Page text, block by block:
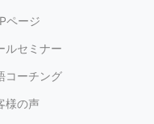
ページ
ルセミナー
コーチング
様の声